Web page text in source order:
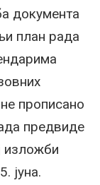
документа
план рада
прописано
предвиде
изложби
јуна.